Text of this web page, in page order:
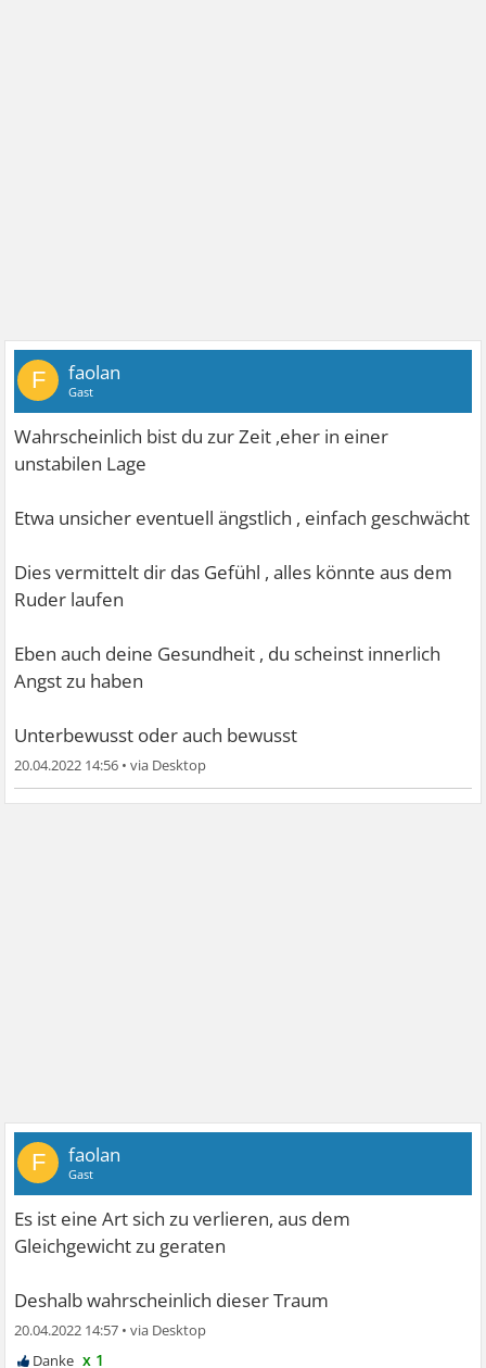
F faolan
Gast
Wahrscheinlich bist du zur Zeit ,eher in einer
unstabilen Lage
Etwa unsicher eventuell ängstlich , einfach geschwächt
Dies vermittelt dir das Gefühl , alles könnte aus dem
Ruder laufen
Eben auch deine Gesundheit , du scheinst innerlich
Angst zu haben
Unterbewusst oder auch bewusst
20.04.2022 14:56 •
F faolan
Gast
Es ist eine Art sich zu verlieren, aus dem
Gleichgewicht zu geraten
Deshalb wahrscheinlich dieser Traum
20.04.2022 14:57 •
x 1